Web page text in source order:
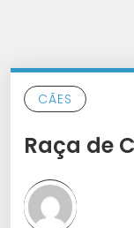
CÃES
Raça de